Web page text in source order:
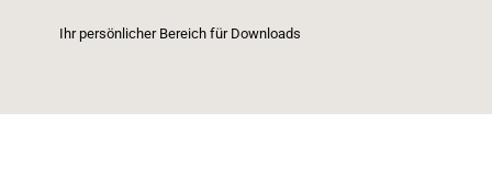
Ihr persönlicher Bereich für Downloads